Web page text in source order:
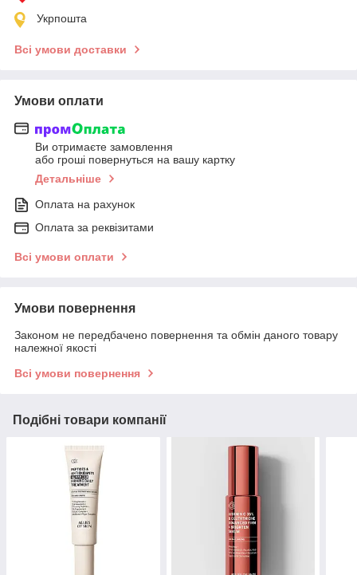
Укрпошта
Всі умови доставки
Умови оплати
Ви отримаєте замовлення
або гроші повернуться на вашу картку
Детальніше
Оплата на рахунок
Оплата за реквізитами
Всі умови оплати
Умови повернення
Законом не передбачено повернення та обмін даного товару
належної якості
Всі умови повернення
Подібні товари компанії